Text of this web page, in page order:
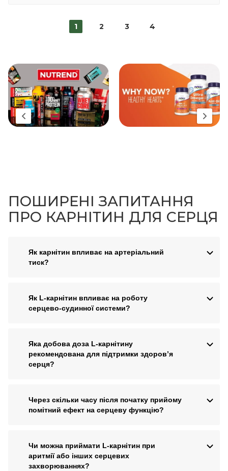
1 2 3 4
ПОШИРЕНІ ЗАПИТАННЯ
ПРО КАРНІТИН ДЛЯ СЕРЦЯ
Як карнітин впливає на артеріальний
тиск?
Як L-карнітин впливає на роботу
серцево-судинної системи?
Яка добова доза L-карнітину
рекомендована для підтримки здоров’я
серця?
Через скільки часу після початку прийому
помітний ефект на серцеву функцію?
Чи можна приймати L-карнітин при
аритмії або інших серцевих
захворюваннях?